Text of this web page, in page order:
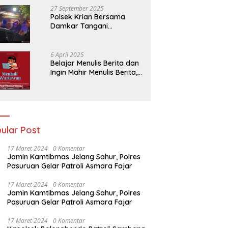
27 September 2025
Polsek Krian Bersama
Damkar Tangani
Cluster Lotus
6 April 2025
Belajar Menulis Berita dan
Ingin Mahir Menulis Berita,
Post
17 Maret 2024 0 Komentar
Jamin Kamtibmas Jelang Sahur, Polres
Pasuruan Gelar Patroli Asmara Fajar
17 Maret 2024 0 Komentar
Jamin Kamtibmas Jelang Sahur, Polres
Pasuruan Gelar Patroli Asmara Fajar
17 Maret 2024 0 Komentar